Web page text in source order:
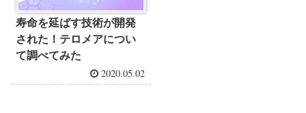
寿命を延ばす技術が開発
された！テロメアについ
て調べてみた
2020.05.02